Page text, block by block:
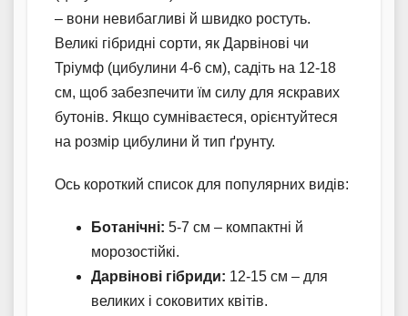
– вони невибагливі й швидко ростуть.
Великі гібридні сорти, як Дарвінові чи
Тріумф (цибулини 4-6 см), садіть на 12-18
см, щоб забезпечити їм силу для яскравих
бутонів. Якщо сумніваєтеся, орієнтуйтеся
на розмір цибулини й тип ґрунту.
Ось короткий список для популярних видів:
Ботанічні: 5-7 см – компактні й
морозостійкі.
Дарвінові гібриди: 12-15 см – для
великих і соковитих квітів.